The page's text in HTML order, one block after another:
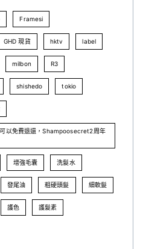
Framesi
GHD 現貨 hktv label
milbon R3
shishedo tokio
以免費退還，Shampoosecret2周年
增強毛囊 洗髮水
發尾油 粗硬頭髮 細軟髮
護色 護髮素